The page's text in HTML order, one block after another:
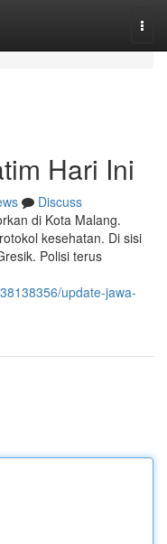
Hari Ini
Discuss
di Kota Malang.
kesehatan. Di sisi
Polisi terus
update-jawa-